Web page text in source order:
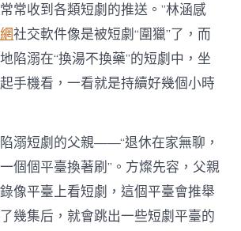
常收到各類短劇的推送。”林涵感
社交軟件像是被短劇“圍獵”了，而
陷溺在“換湯不換藥”的短劇中，坐
手機看，一看就是持續好幾個小時
溺短劇的父親——“退休在家無聊，
個個平臺換著刷”。方燦先容，父親
像平臺上看短劇，這個平臺會推舉
幾集后，就會跳出一些短劇平臺的